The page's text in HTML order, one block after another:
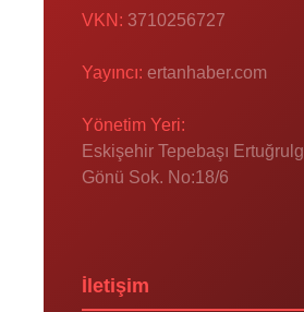
VKN: 3710256727
Yayıncı: ertanhaber.com
Yönetim Yeri:
Eskişehir Tepebaşı
Gönü Sok. No:18/6
İletişim